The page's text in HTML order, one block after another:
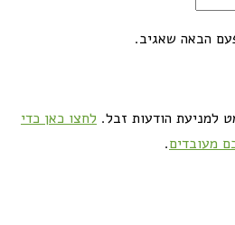
הבאה שאגיב.
למניעת הודעות זבל. לחצו כאן כדי
מעובדים.